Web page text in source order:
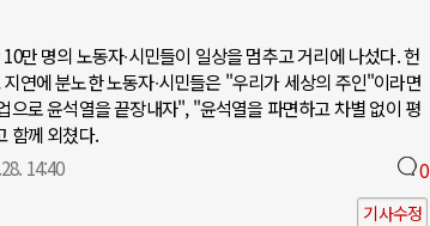
만 명의 노동자∙시민들이 일상을 멈추고 거리에 나섰다. 헌
연에 분노한 노동자∙시민들은 "우리가 세상의 주인"이라면
으로 윤석열을 끝장내자", "윤석열을 파면하고 차별 없이 평
함께 외쳤다.
14:40 0
기사수정